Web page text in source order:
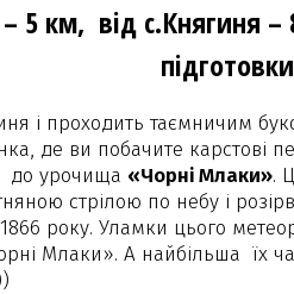
5 км, від с.Княгиня
і проходить таємничим
де ви побачите карстові
до урочища «Чорні Млаки».
стрілою по небу і
року. Уламки цього
Млаки». А найбільша їх